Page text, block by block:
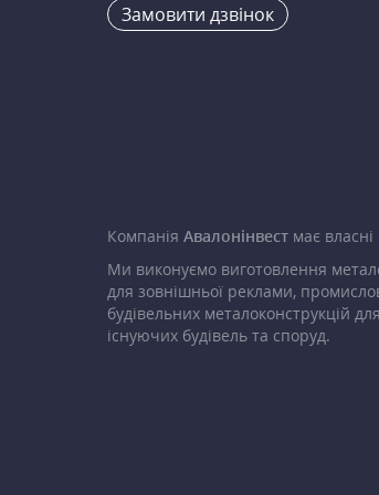
Замовити дзвінок
Компанія Авалонінвест має
Ми виконуємо виготовлення
для зовнішньої реклами,
будівельних металоконструкцій
існуючих будівель та споруд.